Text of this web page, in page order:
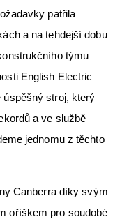
patřila
a na tehdejší dobu
týmu
English Electric
úspěšný stroj, který
a ve službě
jednomu z těchto
Canberra díky svým
oříškem pro soudobé